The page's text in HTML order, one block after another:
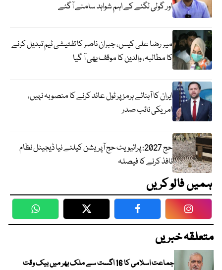
اور گولی لگنے کے اہم شواہد سامنے آگئے
میر رضا علی کیس، جبران ناصر کا تفتیشی ٹیم تبدیل کرنے
کا مطالبہ، والدین کا موقف بھی آ گیا
ایران کا آبنائے ہرمز پر ٹول عائد کرنے کا منصوبہ نہیں،
امریکی نائب صدر
حج 2027: پرائیویٹ حج آپریشن کیلئے نیا ڈیجیٹل نظام
نافذ کرنے کا فیصلہ
ہمیں فالو کریں
WhatsApp Twitter Facebook
متعلقہ خبریں
جماعت اسلامی کا 16 اگست سے ملک بھر میں بیک وقت